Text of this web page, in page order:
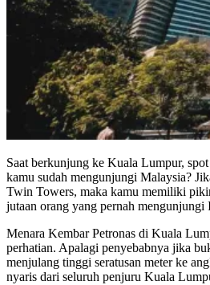
Saat berkunjung ke Kuala Lumpur,
kamu sudah mengunjungi Malaysia?
Twin Towers, maka kamu memiliki
jutaan orang yang pernah
Menara Kembar Petronas di Kuala
perhatian. Apalagi penyebabnya jika
menjulang tinggi seratusan meter ke
nyaris dari seluruh penjuru Kuala